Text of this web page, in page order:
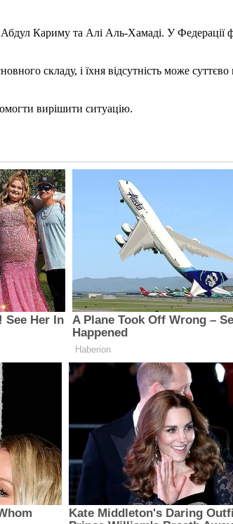
Кариму та Алі Аль-Хамаді. У
складу, і їхня відсутність може
вирішити ситуацію.